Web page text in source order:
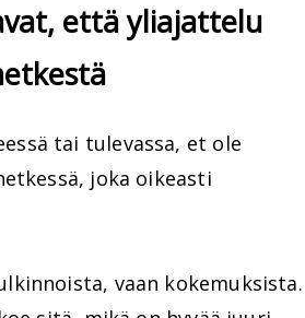
että yliajattelu
tai tulevassa, et ole
joka oikeasti
vaan kokemuksista.